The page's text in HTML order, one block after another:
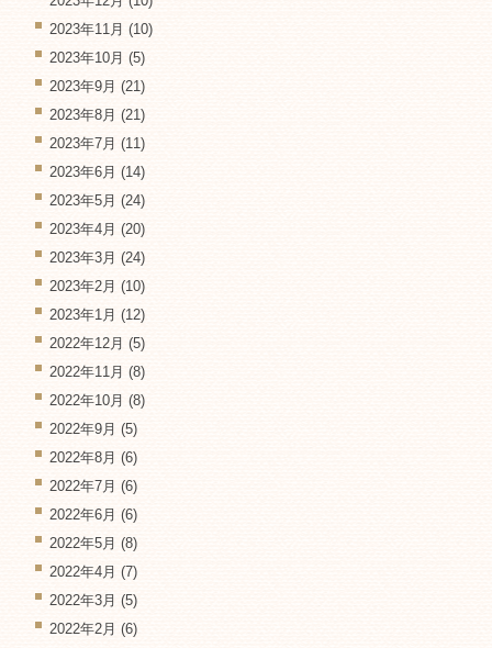
2023年11月 (10)
2023年10月 (5)
2023年9月 (21)
2023年8月 (21)
2023年7月 (11)
2023年6月 (14)
2023年5月 (24)
2023年4月 (20)
2023年3月 (24)
2023年2月 (10)
2023年1月 (12)
2022年12月 (5)
2022年11月 (8)
2022年10月 (8)
2022年9月 (5)
2022年8月 (6)
2022年7月 (6)
2022年6月 (6)
2022年5月 (8)
2022年4月 (7)
2022年3月 (5)
2022年2月 (6)